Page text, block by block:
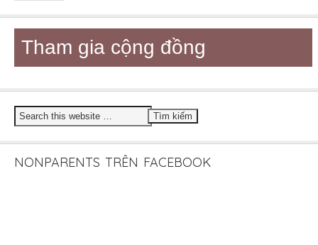
Tham gia cộng đồng
NONPARENTS TRÊN FACEBOOK